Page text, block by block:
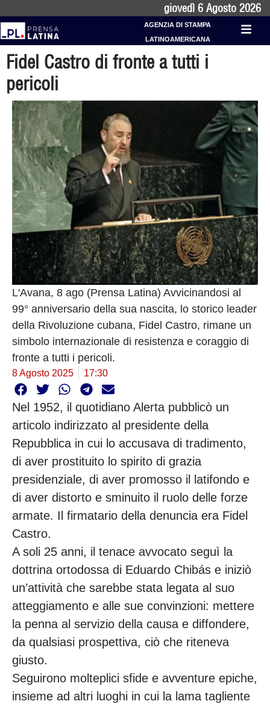
giovedì 6 Agosto 2026
AGENZIA DI STAMPA
LATINOAMERICANA
Fidel Castro di fronte a tutti i
pericoli
L'Avana, 8 ago (Prensa Latina) Avvicinandosi al
99° anniversario della sua nascita, lo storico leader
della Rivoluzione cubana, Fidel Castro, rimane un
simbolo internazionale di resistenza e coraggio di
fronte a tutti i pericoli.
8 Agosto 2025 17:30
Nel 1952, il quotidiano Alerta pubblicò un
articolo indirizzato al presidente della
Repubblica in cui lo accusava di tradimento,
di aver prostituito lo spirito di grazia
presidenziale, di aver promosso il latifondo e
di aver distorto e sminuito il ruolo delle forze
armate. Il firmatario della denuncia era Fidel
Castro.
A soli 25 anni, il tenace avvocato seguì la
dottrina ortodossa di Eduardo Chibás e iniziò
un’attività che sarebbe stata legata al suo
atteggiamento e alle sue convinzioni: mettere
la penna al servizio della causa e diffondere,
da qualsiasi prospettiva, ciò che riteneva
giusto.
Seguirono molteplici sfide e avventure epiche,
insieme ad altri luoghi in cui la lama tagliente